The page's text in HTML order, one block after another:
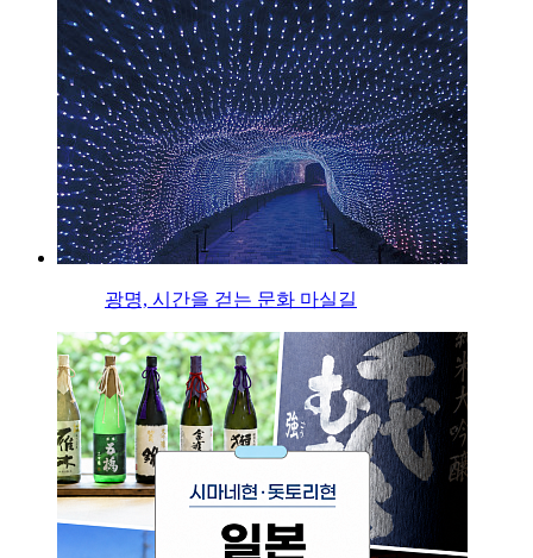
광명, 시간을 걷는 문화 마실길